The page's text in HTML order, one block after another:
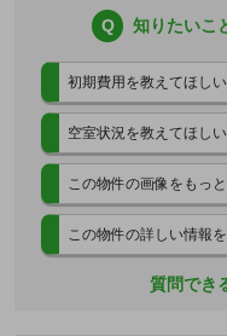
Q 知りたいこ
初期費用を教えてほしい
空室状況を教えてほしい
この物件の画像をもっ
この物件の詳しい情報
質問でき